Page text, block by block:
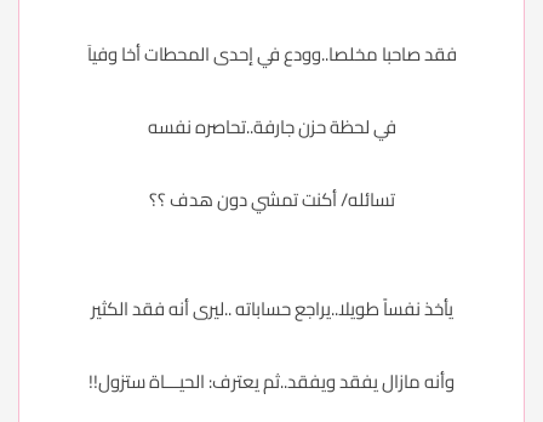
فقد صاحبا مخلصا..وودع في إحدى المحطات أخا وفياَ
في لحظة حزن جارفة..تحاصره نفسه
تسائله/ أكنت تمشي دون هدف ؟؟
يأخذ نفساً طويلا..يراجع حساباته ..ليرى أنه فقد الكثير
وأنه مازال يفقد ويفقد..ثم يعترف: الحيـــاة ستزول!!